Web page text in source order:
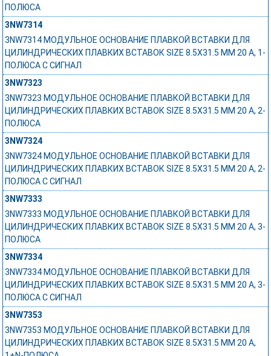
ПОЛЮСА
3NW7314
3NW7314 МОДУЛЬНОЕ ОСНОВАНИЕ ПЛАВКОЙ ВСТАВКИ ДЛЯ
ЦИЛИНДРИЧЕСКИХ ПЛАВКИХ ВСТАВОК SIZE 8.5X31.5 MM 20 A, 1-
ПОЛЮСА С СИГНАЛ
3NW7323
3NW7323 МОДУЛЬНОЕ ОСНОВАНИЕ ПЛАВКОЙ ВСТАВКИ ДЛЯ
ЦИЛИНДРИЧЕСКИХ ПЛАВКИХ ВСТАВОК SIZE 8.5X31.5 MM 20 A, 2-
ПОЛЮСА
3NW7324
3NW7324 МОДУЛЬНОЕ ОСНОВАНИЕ ПЛАВКОЙ ВСТАВКИ ДЛЯ
ЦИЛИНДРИЧЕСКИХ ПЛАВКИХ ВСТАВОК SIZE 8.5X31.5 MM 20 A, 2-
ПОЛЮСА С СИГНАЛ
3NW7333
3NW7333 МОДУЛЬНОЕ ОСНОВАНИЕ ПЛАВКОЙ ВСТАВКИ ДЛЯ
ЦИЛИНДРИЧЕСКИХ ПЛАВКИХ ВСТАВОК SIZE 8.5X31.5 MM 20 A, 3-
ПОЛЮСА
3NW7334
3NW7334 МОДУЛЬНОЕ ОСНОВАНИЕ ПЛАВКОЙ ВСТАВКИ ДЛЯ
ЦИЛИНДРИЧЕСКИХ ПЛАВКИХ ВСТАВОК SIZE 8.5X31.5 MM 20 A, 3-
ПОЛЮСА С СИГНАЛ
3NW7353
3NW7353 МОДУЛЬНОЕ ОСНОВАНИЕ ПЛАВКОЙ ВСТАВКИ ДЛЯ
ЦИЛИНДРИЧЕСКИХ ПЛАВКИХ ВСТАВОК SIZE 8.5X31.5 MM 20 A,